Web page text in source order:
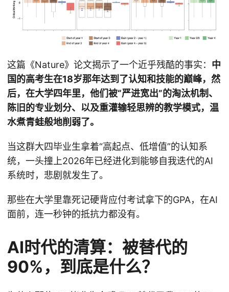
这篇《Nature》论文揭示了一个近乎残酷的事实： 中
国的高考生在18岁那年达到了认知和技能的巅峰，然
后，在大学四年里，他们被“严进宽出”的淘汰机制、
陈旧的专业划分、以及重灌输轻思辨的教学模式，温
水煮青蛙般地削弱了。
当这群大四毕业生拿着“高起点、低增值”的认知系
统，一头撞上2026年已经进化到能够自我迭代的AI
系统时，悲剧就发生了。
那些在大学里靠死记硬背应付考试拿下的GPA，在AI
面前，连一秒钟的抵抗力都没有。
AI时代的清算：被替代的
90%，到底是什么？